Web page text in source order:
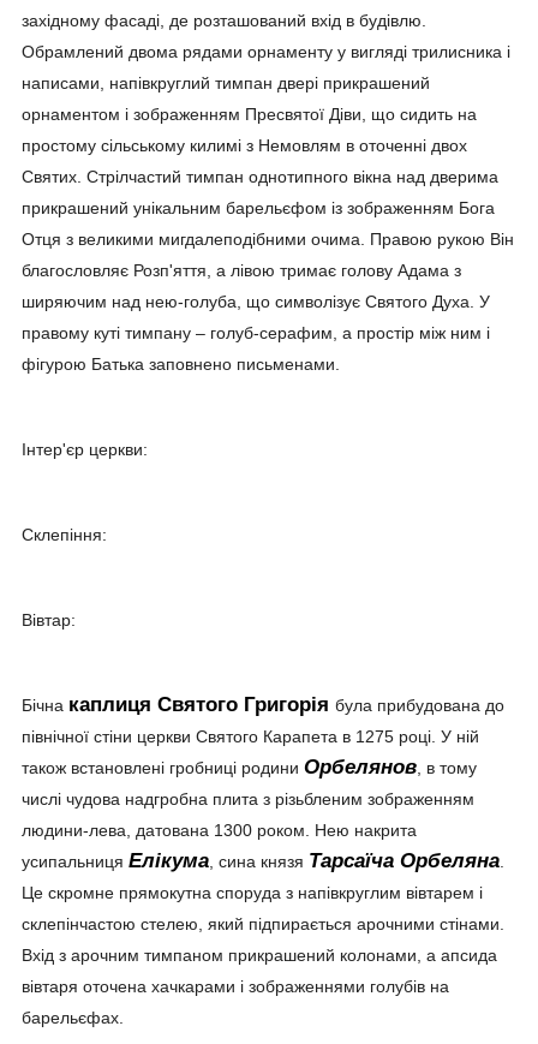
західному фасаді, де розташований вхід в будівлю.
Обрамлений двома рядами орнаменту у вигляді трилисника і
написами, напівкруглий тимпан двері прикрашений
орнаментом і зображенням Пресвятої Діви, що сидить на
простому сільському килимі з Немовлям в оточенні двох
Святих. Стрілчастий тимпан однотипного вікна над дверима
прикрашений унікальним барельєфом із зображенням Бога
Отця з великими мигдалеподібними очима. Правою рукою Він
благословляє Розп'яття, а лівою тримає голову Адама з
ширяючим над нею-голуба, що символізує Святого Духа. У
правому куті тимпану – голуб-серафим, а простір між ним і
фігурою Батька заповнено письменами.
Інтер'єр церкви:
Склепіння:
Вівтар:
Бічна каплиця Святого Григорія була прибудована до
північної стіни церкви Святого Карапета в 1275 році. У ній
також встановлені гробниці родини Орбелянов , в тому
числі чудова надгробна плита з різьбленим зображенням
людини-лева, датована 1300 роком. Нею накрита
усипальниця Елікума , сина князя Тарсаїча Орбеляна
Це скромне прямокутна споруда з напівкруглим вівтарем і
склепінчастою стелею, який підпирається арочними стінами.
Вхід з арочним тимпаном прикрашений колонами, а апсида
вівтаря оточена хачкарами і зображеннями голубів на
барельєфах.